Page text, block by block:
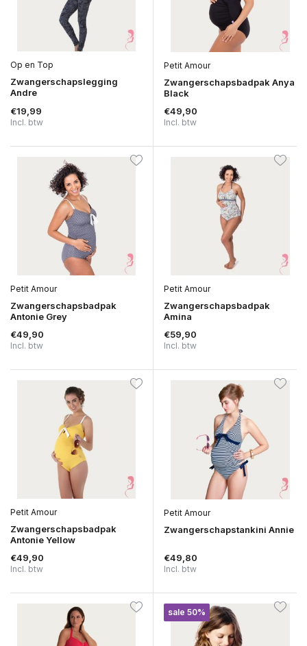
Op en Top
Zwangerschapslegging
Andre
€19,99
Incl. btw
Petit Amour
Zwangerschapsbadpak Anya
Black
€49,90
Incl. btw
Petit Amour
Zwangerschapsbadpak
Antonie Grey
€49,90
Incl. btw
Petit Amour
Zwangerschapsbadpak
Amina
€59,90
Incl. btw
Petit Amour
Zwangerschapsbadpak
Antonie Yellow
€49,90
Incl. btw
Petit Amour
Zwangerschapstankini Annie
€49,80
Incl. btw
sale 50%